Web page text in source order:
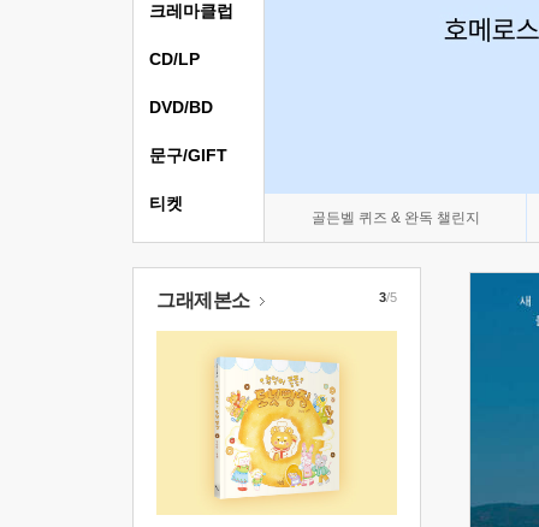
골든벨 퀴즈 & 완독 챌린지
크레마클럽
CD/LP
DVD/BD
문구/GIFT
티켓
그래제본소 3/5